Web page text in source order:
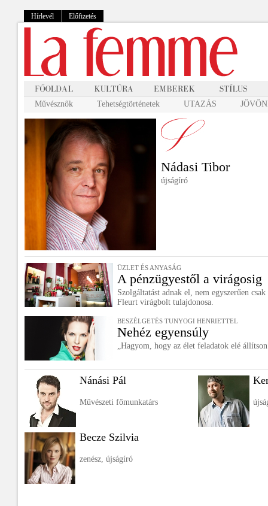
Hírlevél Előfizetés
Művésznők Tehetségtörténetek UTAZÁS
Nádasi Tibor
újságíró
ÜZLET ÉS ANYASÁG
A pénzügyestől a virágosig
Szolgáltatást adnak el, nem egyszerűen
Fleurt virágbolt tulajdonosa.
BESZÉLGETÉS TUNYOGI HENRIETTEL
Nehéz egyensúly
„Hagyom, hogy az élet feladatok elé
Nánási Pál
Művészeti főmunkatárs
Becze Szilvia
zenész, újságíró